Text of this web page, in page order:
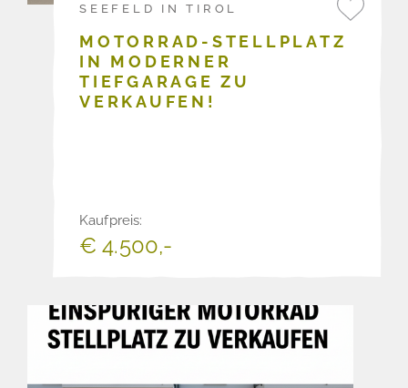
SEEFELD IN TIROL
MOTORRAD-STELLPLATZ
IN MODERNER
TIEFGARAGE ZU
VERKAUFEN!
Kaufpreis:
€ 4.500,-